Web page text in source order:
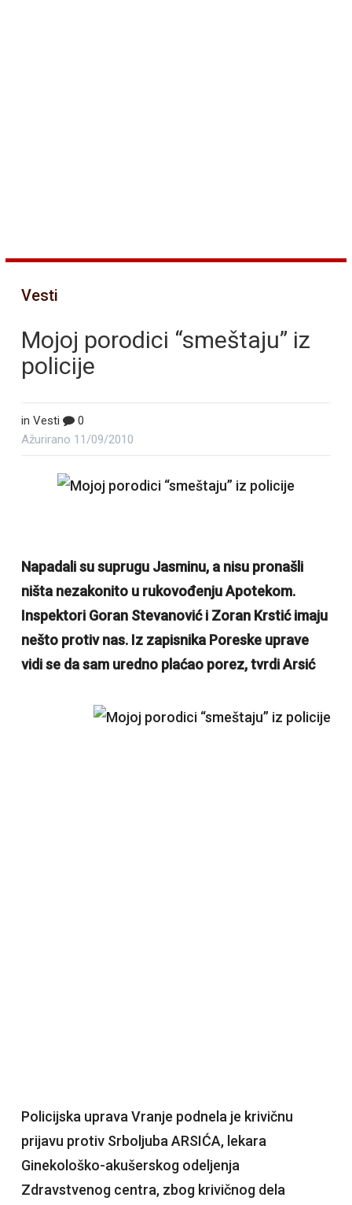
Vesti
Mojoj porodici “smeštaju” iz
policije
in Vesti
0
Ažurirano 11/09/2010
Napadali su suprugu Jasminu, a nisu pronašli
ništa nezakonito u rukovođenju Apotekom.
Inspektori Goran Stevanović i Zoran Krstić imaju
nešto protiv nas. Iz zapisnika Poreske uprave
vidi se da sam uredno plaćao porez, tvrdi Arsić
Policijska uprava Vranje podnela je krivičnu
prijavu protiv Srboljuba ARSIĆA, lekara
Ginekološko-akušerskog odeljenja
Zdravstvenog centra, zbog krivičnog dela